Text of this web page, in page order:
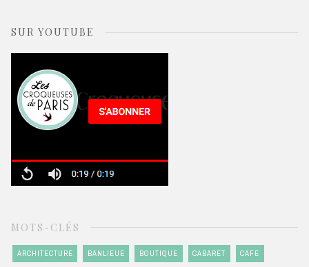
SUR YOUTUBE
MOTS-CLÉS
ARCHITECTURE BANLIEUE BOUTIQUE CABARET CAFÉ